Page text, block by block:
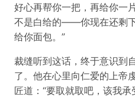
好心再帮你一把，再给你一
不是白给的——你现在还剩
给你面包。”
裁缝听到这话，终于意识到
了。他在心里向仁爱的上帝
匠道：“要取就取吧，该我